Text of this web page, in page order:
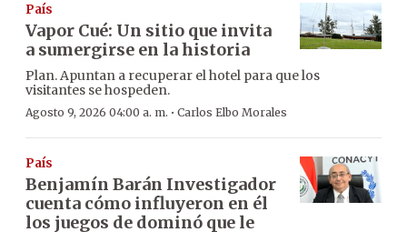
País
Vapor Cué: Un sitio que invita
a sumergirse en la historia
Plan. Apuntan a recuperar el hotel para que los
visitantes se hospeden.
Agosto 9, 2026 04:00 a. m. · Carlos Elbo Morales
País
Benjamín Barán Investigador
cuenta cómo influyeron en él
los juegos de dominó que le